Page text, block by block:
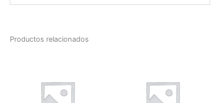
Productos relacionados